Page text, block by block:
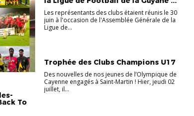
To
Les représentants des clubs étaient réunis le 30
juin à l'occasion de l'Assemblée Générale de la
Ligue de...
Trophée des Clubs Champions U17
Des nouvelles de nos jeunes de l’Olympique de
Cayenne engagés à Saint-Martin ! Hier, jeudi 02
juillet, il...